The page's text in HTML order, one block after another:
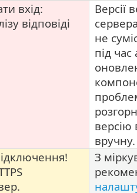
вхід:
відповіді
Версії
не
під час
версію
вручну.
З